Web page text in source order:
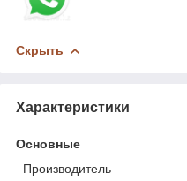
Скрыть
Характеристики
Основные
Производитель